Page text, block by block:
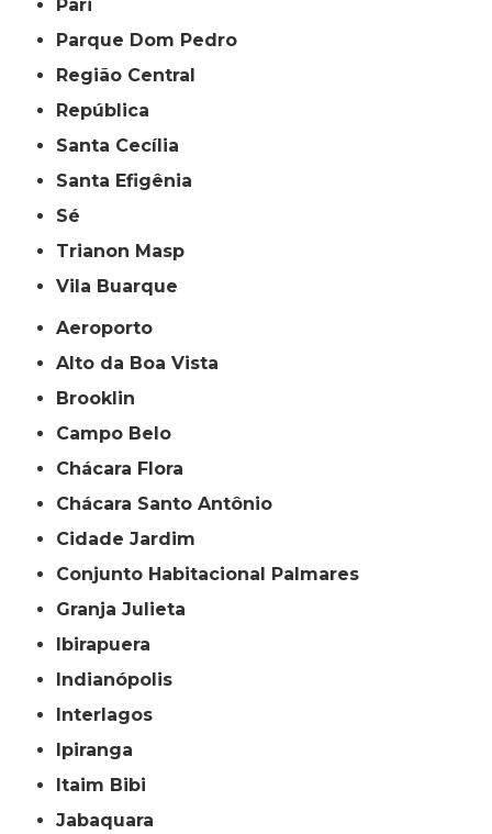
Pari
Parque Dom Pedro
Região Central
República
Santa Cecília
Santa Efigênia
Sé
Trianon Masp
Vila Buarque
Aeroporto
Alto da Boa Vista
Brooklin
Campo Belo
Chácara Flora
Chácara Santo Antônio
Cidade Jardim
Conjunto Habitacional Palmares
Granja Julieta
Ibirapuera
Indianópolis
Interlagos
Ipiranga
Itaim Bibi
Jabaquara